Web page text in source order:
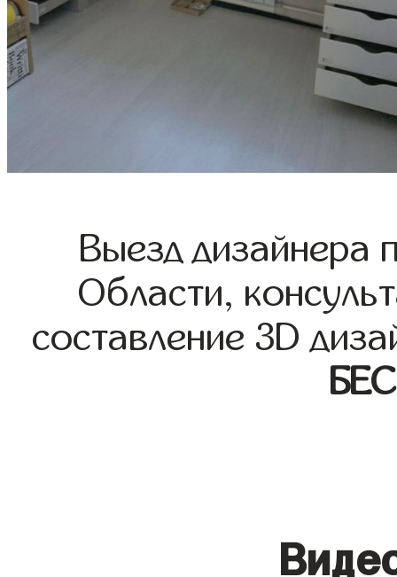
Выезд дизайнера
Области,
составление 3D